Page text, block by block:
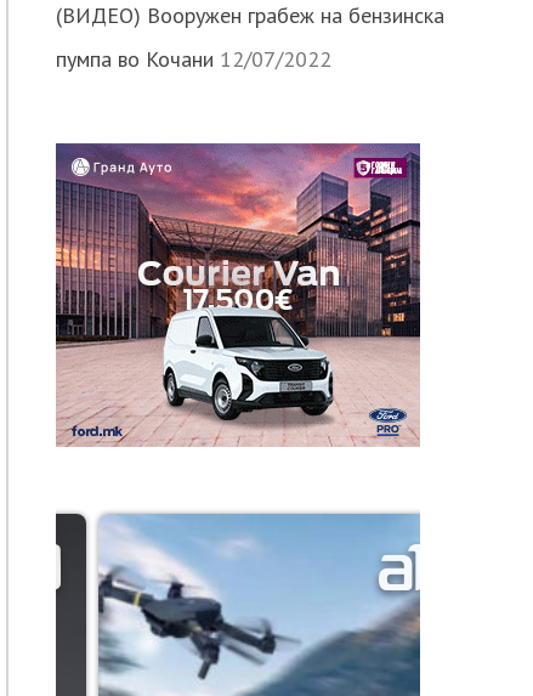
(ВИДЕО) Вооружен грабеж на бензинска
пумпа во Кочани 12/07/2022